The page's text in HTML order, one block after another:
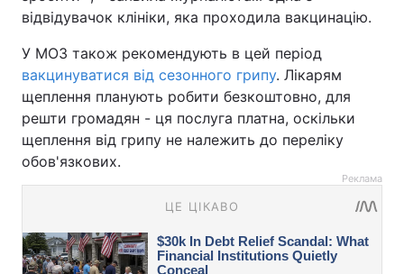
відвідувачок клініки, яка проходила вакцинацію.
У МОЗ також рекомендують в цей період
вакцинуватися від сезонного грипу. Лікарям
щеплення планують робити безкоштовно, для
решти громадян - ця послуга платна, оскільки
щеплення від грипу не належить до переліку
обов'язкових.
Реклама